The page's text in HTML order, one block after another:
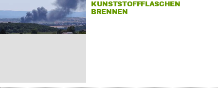
KUNSTSTOFFFLASCHEN
BRENNEN